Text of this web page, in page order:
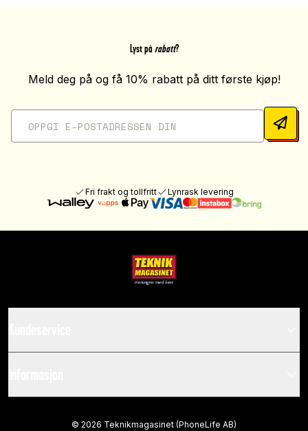
Lyst på rabatt?
Meld deg på og få 10% rabatt på ditt første kjøp!
Fri frakt og tollfritt Lynrask levering
© 2026 Teknikmagasinet (PhoneLife AB)